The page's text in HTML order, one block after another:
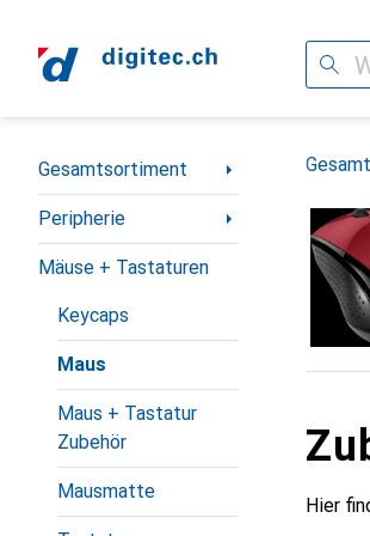
Suche
Navigation nach Kategorien
Gesamtsortiment
Peripherie
Mäuse + Tastaturen
Keycaps
Maus
Maus + Tastatur
Zubehör
Mausmatte
Hier